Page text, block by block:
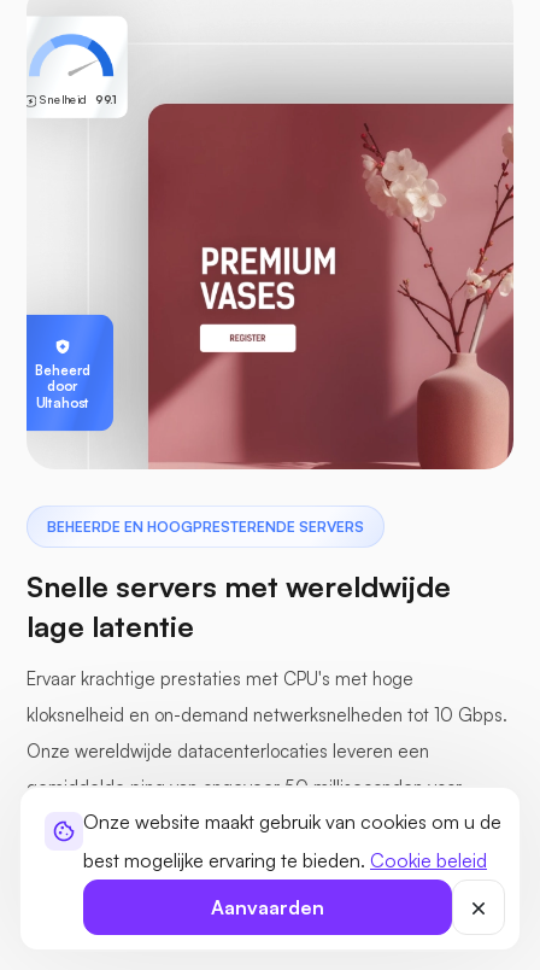
Onze website maakt gebruik van cookies om u de
best mogelijke ervaring te bieden. Cookie beleid
Aanvaarden
BEHEERDE EN HOOGPRESTERENDE SERVERS
Snelle servers met wereldwijde
lage latentie
Ervaar krachtige prestaties met CPU's met hoge
kloksnelheid en on-demand netwerksnelheden tot 10 Gbps.
Onze wereldwijde datacenterlocaties leveren een
gemiddelde ping van ongeveer 50 milliseconden voor
snelle, consistente toegang wereldwijd.
CPU's met hoge kloksnelheid
Snelheid 99.1
Beheerd
door
Ultahost